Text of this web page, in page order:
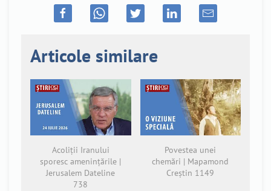
Articole similare
Acoliții Iranului
sporesc amenințările |
Jerusalem Dateline
738
Povestea unei
chemări | Mapamond
Creștin 1149